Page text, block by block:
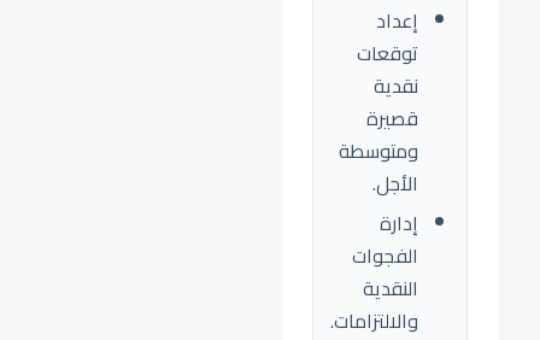
إعداد
توقعات
نقدية
قصيرة
ومتوسطة
الأجل.
إدارة
الفجوات
النقدية
والالتزامات.